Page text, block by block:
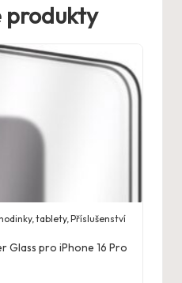
produkty
tablety,Příslušenství
Glass pro iPhone 16 Pro